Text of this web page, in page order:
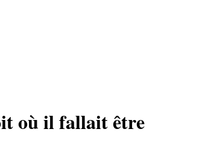
où il fallait être